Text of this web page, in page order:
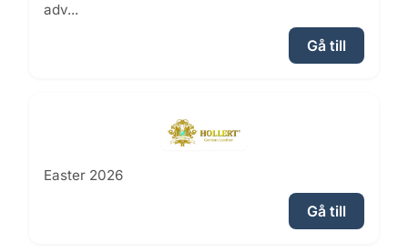
adv...
Gå till
Easter 2026
Gå till